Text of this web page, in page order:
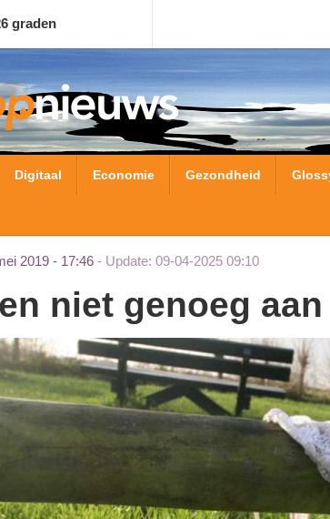
graden
Digitaal Economie Gezondheid
2019 - 17:46 Update: 09-04-2025 09:10
niet genoeg